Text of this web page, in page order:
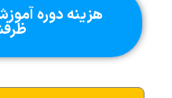
بررسی ارورهای
معرفی کدهای
نحوه ریست
راهکارهای کاربردی
هزینه دوره